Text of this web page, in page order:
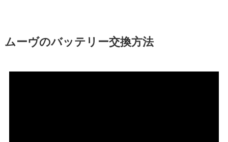
ムーヴのバッテリー交換方法